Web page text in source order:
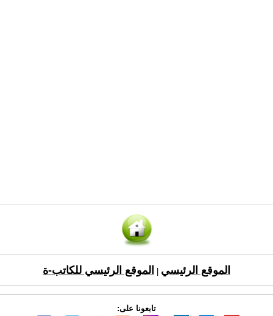
الموقع الرئيسي الموقع الرئيسي للكاتب-ة
تابعونا على: